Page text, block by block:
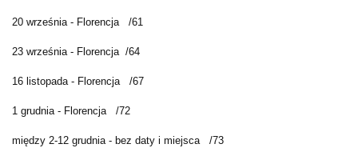
20 września - Florencja /61
23 września - Florencja /64
16 listopada - Florencja /67
1 grudnia - Florencja /72
między 2-12 grudnia - bez daty i miejsca /73